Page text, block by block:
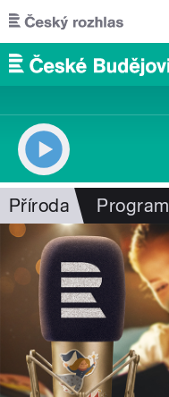
Přejít k hlavnímu obsahu
Příroda Program